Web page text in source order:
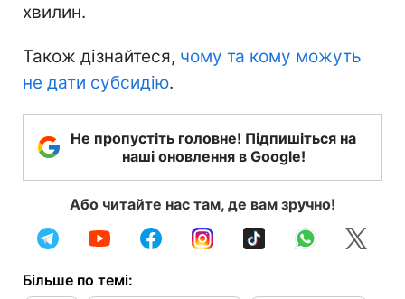
хвилин.
Також дізнайтеся, чому та кому можуть
не дати субсидію.
Не пропустіть головне! Підпишіться на
наші оновлення в Google!
Або читайте нас там, де вам зручно!
Більше по темі: